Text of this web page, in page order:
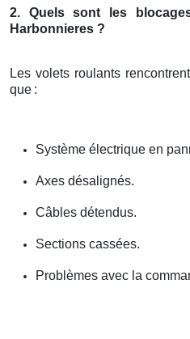
2. Quels sont les
Harbonnieres ?
Les volets roulants
que :
Système électrique en
Axes désalignés.
Câbles détendus.
Sections cassées.
Problèmes avec la